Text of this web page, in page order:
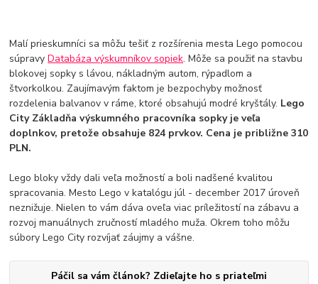
Malí prieskumníci sa môžu tešiť z rozšírenia mesta Lego pomocou
súpravyDatabáza výskumníkov sopiek. Môže sa použiť na stavbu
blokovej sopky s lávou, nákladným autom, rýpadlom a
štvorkolkou. Zaujímavým faktom je bezpochyby možnosť
rozdelenia balvanov v ráme, ktoré obsahujú modré kryštály. Lego
City Základňa výskumného pracovníka sopky je veľa
doplnkov, pretože obsahuje 824 prvkov. Cena je približne 310
PLN.
Lego bloky vždy dali veľa možností a boli nadšené kvalitou
spracovania. Mesto Lego v katalógu júl - december 2017 úroveň
neznižuje. Nielen to vám dáva oveľa viac príležitostí na zábavu a
rozvoj manuálnych zručností mladého muža. Okrem toho môžu
súbory Lego City rozvíjať záujmy a vášne.
Páčil sa vám článok? Zdieľajte ho s priateľmi